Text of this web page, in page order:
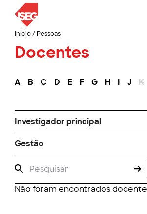
Início/ Pessoas
Docentes
A B C D E F G H I J K
Investigador principal
Gestão
Não foram encontrados